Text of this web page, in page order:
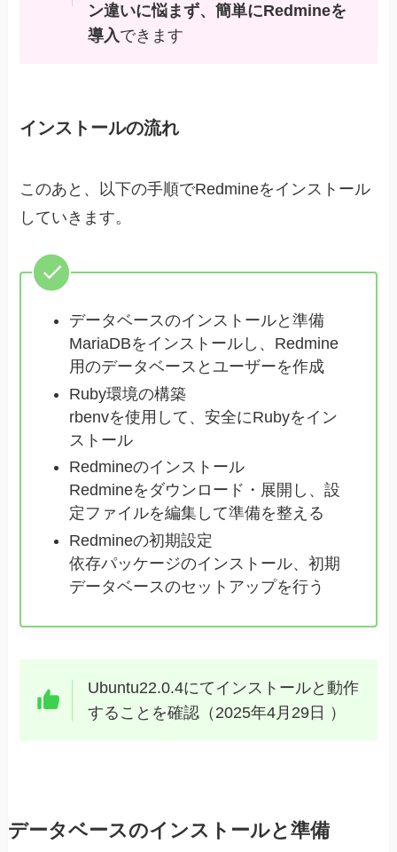
ン違いに悩まず、簡単にRedmineを
導入できます
インストールの流れ
このあと、以下の手順でRedmineをインストール
していきます。
データベースのインストールと準備
MariaDBをインストールし、Redmine
用のデータベースとユーザーを作成
Ruby環境の構築
rbenvを使用して、安全にRubyをイン
ストール
Redmineのインストール
Redmineをダウンロード・展開し、設
定ファイルを編集して準備を整える
Redmineの初期設定
依存パッケージのインストール、初期
データベースのセットアップを行う
Ubuntu22.0.4にてインストールと動作
することを確認（2025年4月29日 ）
データベースのインストールと準備